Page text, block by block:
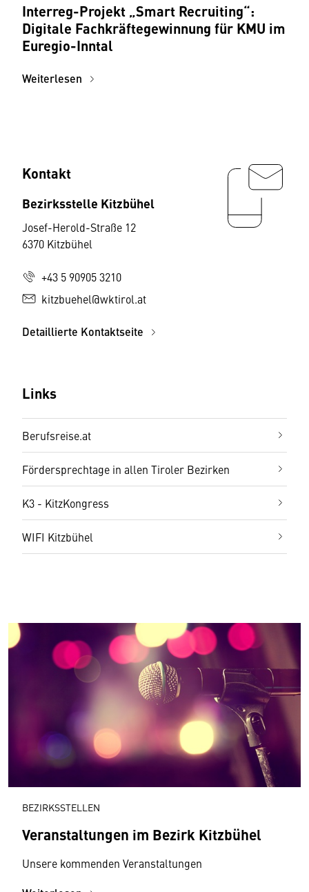
Interreg-Projekt „Smart Recruiting“:
Digitale Fachkräftegewinnung für KMU im
Euregio-Inntal
Weiterlesen
Kontakt
Bezirksstelle Kitzbühel
Josef-Herold-Straße 12
6370 Kitzbühel
+43 5 90905 3210
kitzbuehel@wktirol.at
Detaillierte Kontaktseite
Links
Berufsreise.at
Fördersprechtage in allen Tiroler Bezirken
K3 - KitzKongress
WIFI Kitzbühel
BEZIRKSSTELLEN
Veranstaltungen im Bezirk Kitzbühel
Unsere kommenden Veranstaltungen